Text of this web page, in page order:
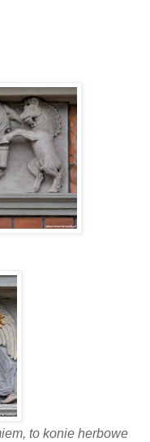
to konie herbowe